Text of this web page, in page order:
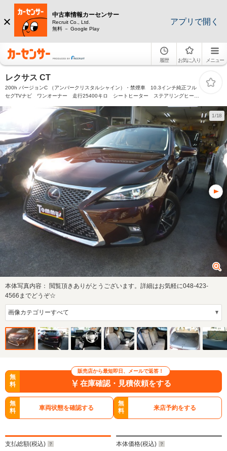
中古車情報カーセンサー
Recruit Co., Ltd.
無料 － Google Play
アプリで開く
履歴 お気に入り メニュー
レクサス CT
200h バージョンC （アンバークリスタルシャイン）・禁煙車 10.3インチ純正フル
セグTVナビ ワンオーナー 走行25400キロ シートヒーター ステアリングヒータ
1/18
本体写真内容： 閲覧頂きありがとうございます。詳細はお気軽に048-423-
4566までどうぞ☆
販売店から最短即日、メールで返答！
無
料
在庫確認・見積依頼をする
無
料
車両状態を確認する
無
料
来店予約をする
支払総額(税込) 本体価格(税込)